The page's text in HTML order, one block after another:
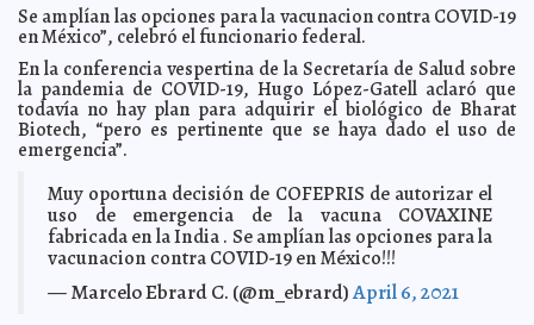
2021-04-11 18:07:52 Resalta Cecilia Patrón los valores familiares de los
yucatecos Carmen Alicia Briceño Sánchez
2021-04-11 17:49:13 Empleo y créditos a la palabra, objetivo de Ramírez
Marín Laura Aldama
2021-04-11 17:30:34 Abril Ferreyro, comprometida con los empleos
Kamila
López
mejores oportunidades a los jóvenes, aseveró Renán Barrera Claudia
Sofía Gómez Infante
2021-04-10 18:58:51 Ramírez Marín pondrá fin al abandono de las
comisarías Javier W. López Madera
2021-04-10 18:54:51 El trabajo en equipo, nuestra carta de presentación:
Abril Ferreyro Laura Aldama
Se amplían las opciones para la vacunacion contra COVID-19
en México”, celebró el funcionario federal.
En la conferencia vespertina de la Secretaría de Salud sobre
la pandemia de COVID-19, Hugo López-Gatell aclaró que
todavía no hay plan para adquirir el biológico de Bharat
Biotech, “pero es pertinente que se haya dado el uso de
emergencia”.
Muy oportuna decisión de COFEPRIS de autorizar el
uso de emergencia de la vacuna COVAXINE
fabricada en la India . Se amplían las opciones para la
vacunacion contra COVID-19 en México!!!
— Marcelo Ebrard C. (@m_ebrard)April 6, 2021